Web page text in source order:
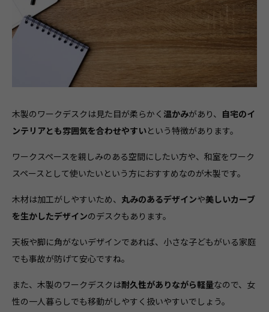
木製のワークデスクは見た目が柔らかく 温かみがあり、 自宅のイ
ンテリアとも雰囲気を合わせやすいという特徴があります。
ワークスペースを親しみのある空間にしたい方や、和室をワーク
スペースとして使いたいという方におすすめなのが木製です。
木材は加工がしやすいため、 丸みのあるデザインや美しいカーブ
を生かしたデザインのデスクもあります。
天板や脚に角がないデザインであれば、小さな子どもがいる家庭
でも事故が防げて安心ですね。
また、木製のワークデスクは耐久性がありながら軽量なので、女
性の一人暮らしでも移動がしやすく扱いやすいでしょう。